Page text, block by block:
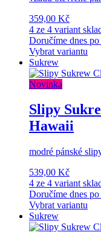
359,00 Kč
4 ze 4 variant
Doručíme dnes
Vybrat variantu
Sukrew
Novinka
Slipy
Hawaii
modré pánské
539,00 Kč
4 ze 4 variant
Doručíme dnes
Vybrat variantu
Sukrew